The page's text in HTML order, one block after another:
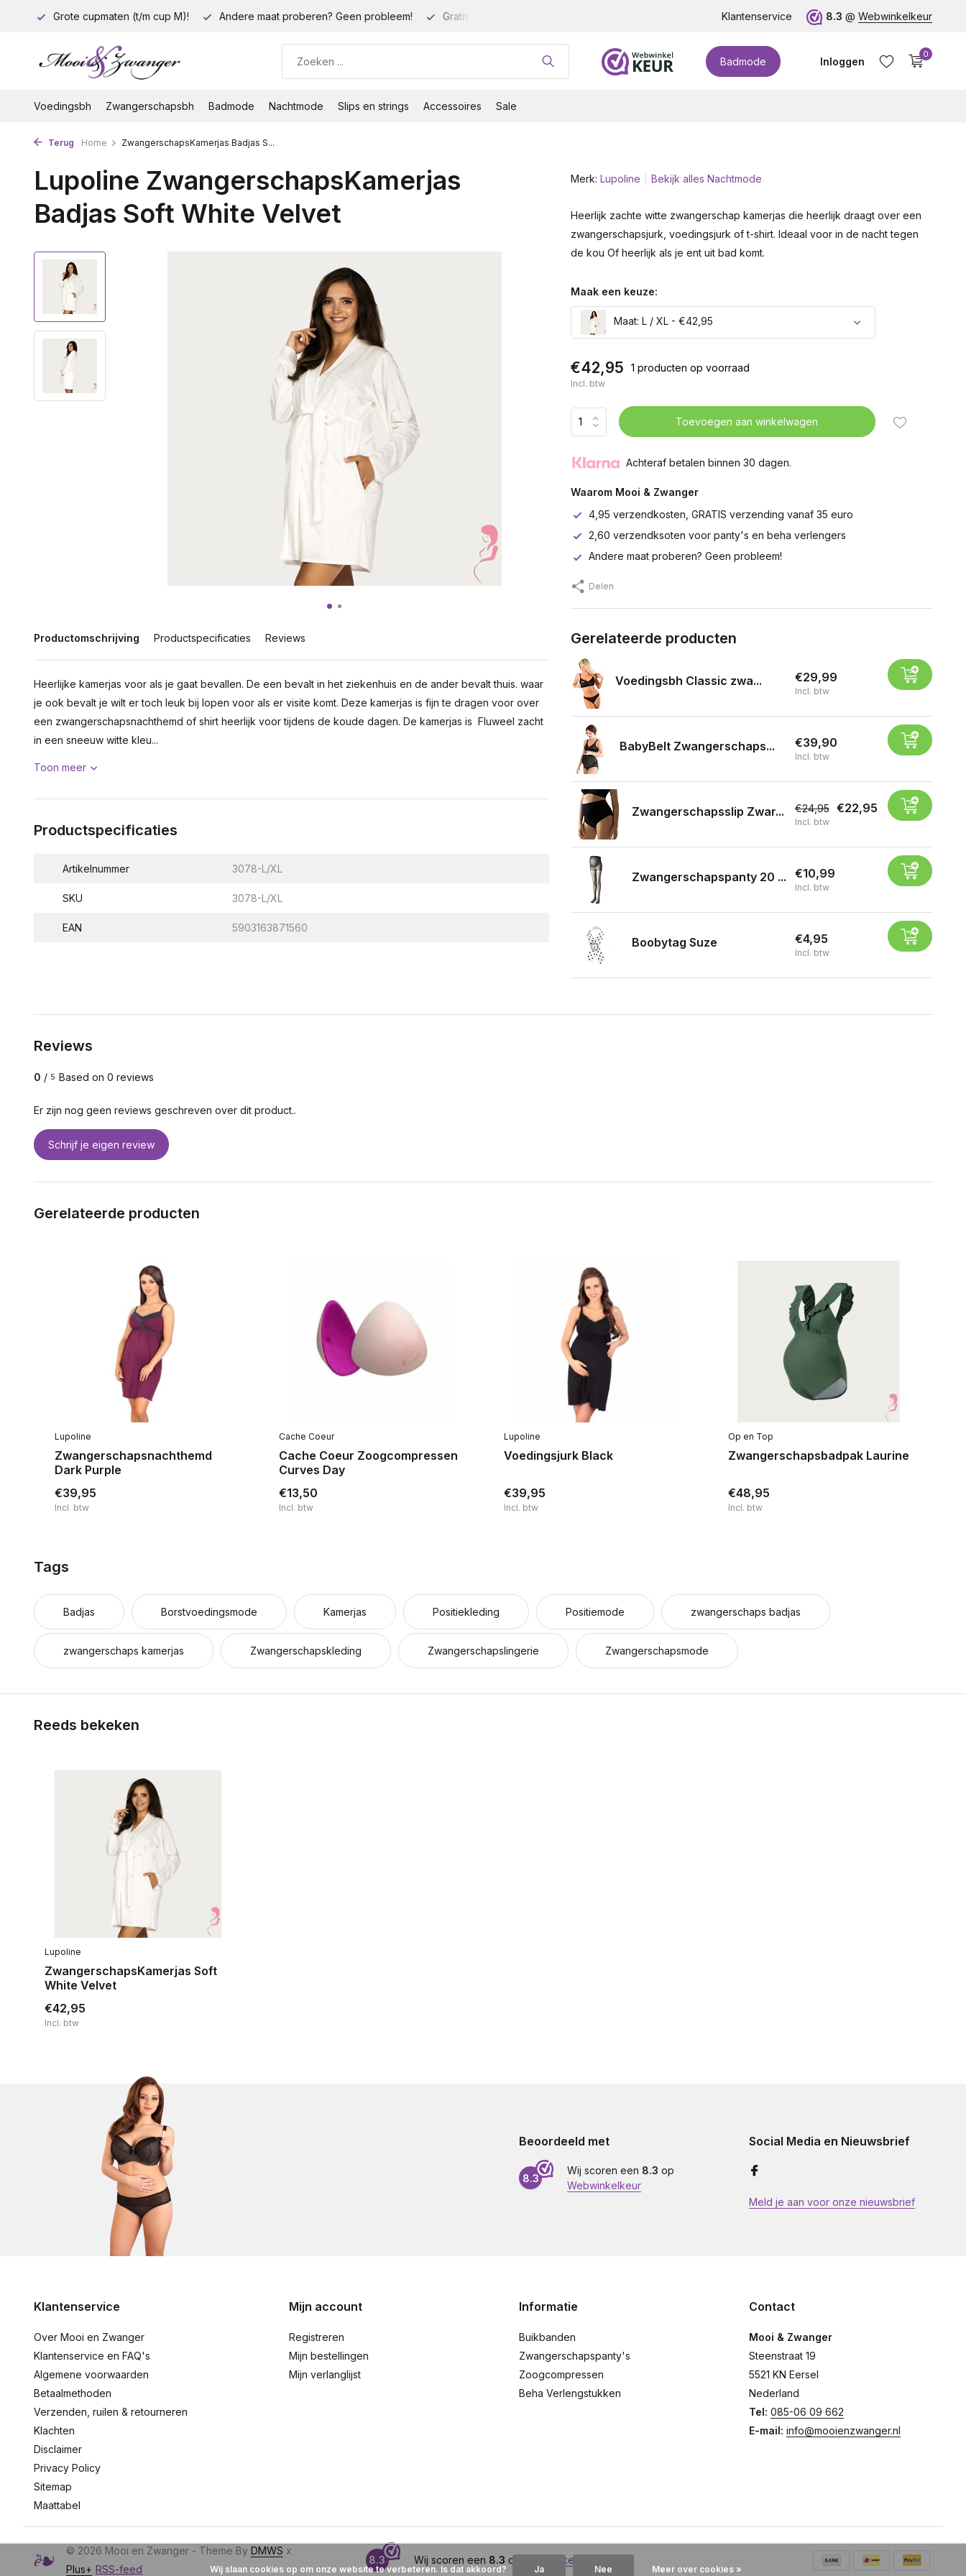
Grote cupmaten (t/m cup M)! Andere maat proberen? Geen probleem! Gratis verzending vanaf 35 euro! Grote cupmaten (t/m cup M)!
Klantenservice 8.3 @ Webwinkelkeur
Badmode Inloggen
0
Voedingsbh Zwangerschapsbh Badmode Nachtmode Slips en strings Accessoires Sale
Terug Home ZwangerschapsKamerjas Badjas S...
Lupoline ZwangerschapsKamerjas
Badjas Soft White Velvet
Productomschrijving Productspecificaties Reviews
Heerlijke kamerjas voor als je gaat bevallen. De een bevalt in het ziekenhuis en de ander bevalt thuis. waar
je ook bevalt je wilt er toch leuk bij lopen voor als er visite komt. Deze kamerjas is fijn te dragen voor over
een zwangerschapsnachthemd of shirt heerlijk voor tijdens de koude dagen. De kamerjas is Fluweel zacht
in een sneeuw witte kleu...
Toon meer
Productspecificaties
Artikelnummer 3078-L/XL
SKU 3078-L/XL
EAN 5903163871560
Merk: Lupoline Bekijk alles Nachtmode
Heerlijk zachte witte zwangerschap kamerjas die heerlijk draagt over een
zwangerschapsjurk, voedingsjurk of t-shirt. Ideaal voor in de nacht tegen
de kou Of heerlijk als je ent uit bad komt.
Maak een keuze:
Maat: L / XL - €42,95
€42,95 1 producten op voorraad
Incl. btw
Toevoegen aan winkelwagen
Achteraf betalen binnen 30 dagen.
Waarom Mooi & Zwanger
4,95 verzendkosten, GRATIS verzending vanaf 35 euro
2,60 verzendksoten voor panty's en beha verlengers
Andere maat proberen? Geen probleem!
Delen
Gerelateerde producten
Voedingsbh Classic zwa... €29,99
Incl. btw
BabyBelt Zwangerschaps... €39,90
Incl. btw
Zwangerschapsslip Zwar... €24,95 €22,95
Incl. btw
Zwangerschapspanty 20 ... €10,99
Incl. btw
Boobytag Suze €4,95
Incl. btw
Reviews
0 / 5 Based on 0 reviews
Er zijn nog geen reviews geschreven over dit product..
Schrijf je eigen review
Gerelateerde producten
Lupoline
Zwangerschapsnachthemd
Dark Purple
€39,95
Incl. btw
Cache Coeur
Cache Coeur Zoogcompressen
Curves Day
€13,50
Incl. btw
Lupoline
Voedingsjurk Black
€39,95
Incl. btw
Op en Top
Zwangerschapsbadpak Laurine
€48,95
Incl. btw
Tags
Badjas Borstvoedingsmode Kamerjas Positiekleding Positiemode zwangerschaps badjas
zwangerschaps kamerjas Zwangerschapskleding Zwangerschapslingerie Zwangerschapsmode
Reeds bekeken
Lupoline
ZwangerschapsKamerjas Soft
White Velvet
€42,95
Incl. btw
Beoordeeld met
8.3
Wij scoren een 8.3 op
Webwinkelkeur
Social Media en Nieuwsbrief
Meld je aan voor onze nieuwsbrief
Klantenservice
Over Mooi en Zwanger
Klantenservice en FAQ's
Algemene voorwaarden
Betaalmethoden
Verzenden, ruilen & retourneren
Klachten
Disclaimer
Privacy Policy
Sitemap
Maattabel
Mijn account
Registreren
Mijn bestellingen
Mijn verlanglijst
Informatie
Buikbanden
Zwangerschapspanty's
Zoogcompressen
Beha Verlengstukken
Contact
Mooi & Zwanger
Steenstraat 19
5521 KN Eersel
Nederland
Tel: 085-06 09 662
E-mail: info@mooienzwanger.nl
© 2026 Mooi en Zwanger - Theme By DMWS x
Plus+ RSS-feed
8.3 Wij scoren een 8.3 op Webwinkelkeur
Wij slaan cookies op om onze website te verbeteren. Is dat akkoord? Ja Nee Meer over cookies »